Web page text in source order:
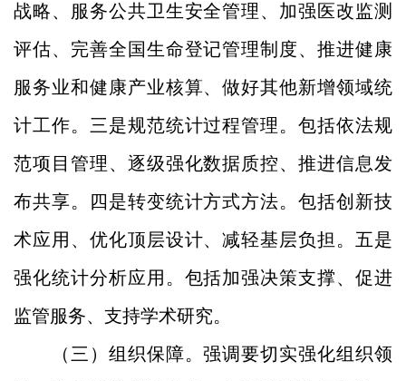
战略、服务公共卫生安全管理、加强医改监测
评估、完善全国生命登记管理制度、推进健康
服务业和健康产业核算、做好其他新增领域统
计工作。三是规范统计过程管理。包括依法规
范项目管理、逐级强化数据质控、推进信息发
布共享。四是转变统计方式方法。包括创新技
术应用、优化顶层设计、减轻基层负担。五是
强化统计分析应用。包括加强决策支撑、促进
监管服务、支持学术研究。
（三）组织保障。强调要切实强化组织领